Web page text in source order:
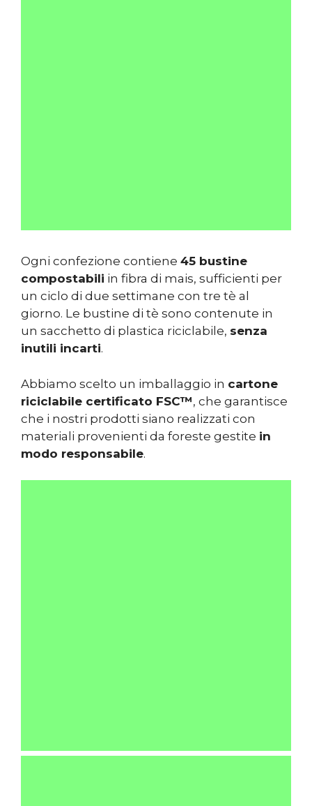
Ogni confezione contiene 45 bustine
compostabili in fibra di mais, sufficienti per
un ciclo di due settimane con tre tè al
giorno. Le bustine di tè sono contenute in
un sacchetto di plastica riciclabile, senza
inutili incarti.
Abbiamo scelto un imballaggio in cartone
riciclabile certificato FSC™, che garantisce
che i nostri prodotti siano realizzati con
materiali provenienti da foreste gestite in
modo responsabile.